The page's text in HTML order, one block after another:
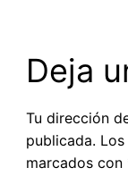
Deja
Tu dirección
publicada.
marcados con